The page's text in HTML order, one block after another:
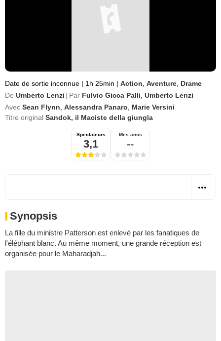
Date de sortie inconnue | 1h 25min | Action Aventure Drame
De Umberto Lenzi Par Fulvio Gicca Palli Umberto Lenzi
Avec Sean Flynn Alessandra Panaro
Marie Versini
Titre original Sandok, il Maciste della giungla
Spectateurs
3,1
Mes amis
--
Synopsis
La fille du ministre Patterson est enlevé par les fanatiques de
l'éléphant blanc. Au même moment, une grande réception est
organisée pour le Maharadjah...